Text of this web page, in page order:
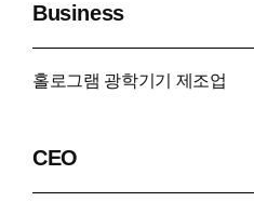
Business
홀로그램 광학기기 제조업
CEO